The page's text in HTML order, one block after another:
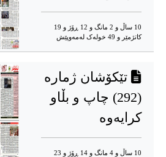
10 ساڵ و 2 مانگ و 12 ڕۆژ و 19
کاتژمێر و 49 خوله‌ک له‌مه‌وپێش‌
تێکۆشان ژمارە
(292) چاپ و بڵاو
کرایەوە
10 ساڵ و 4 مانگ و 14 ڕۆژ و 23